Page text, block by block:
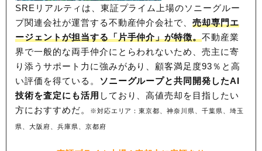
SREリアルティは、東証プライム上場のソニーグルー
プ関連会社が運営する不動産仲介会社で、売却専門エ
ージェントが担当する「片手仲介」が特徴。不動産業
界で一般的な両手仲介にとらわれないため、売主に寄
り添うサポート力に強みがあり、顧客満足度93％と高
い評価を得ている。 ソニーグループと共同開発したAI
技術を査定にも活用 しており、高値売却を目指したい
方におすすめだ。
※対応エリア：東京都、神奈川県、千葉県、埼玉
県、大阪府、兵庫県、京都府